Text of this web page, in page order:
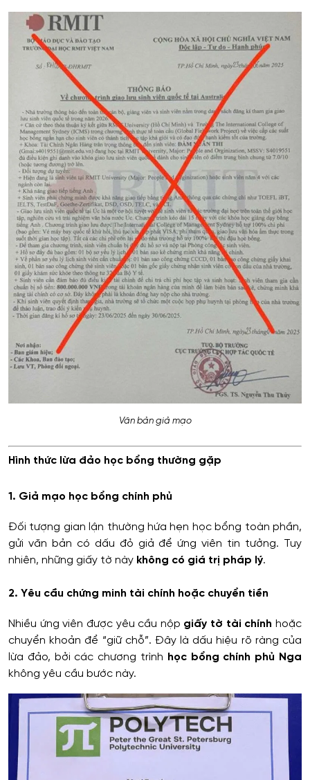
Văn bản giả mạo
Hình thức lừa đảo học bổng thường gặp
1. Giả mạo học bổng chính phủ
Đối tượng gian lận thường hứa hẹn học bổng toàn phần,
gửi văn bản có dấu đỏ giả để ứng viên tin tưởng. Tuy
nhiên, những giấy tờ này không có giá trị pháp lý.
2. Yêu cầu chứng minh tài chính hoặc chuyển tiền
Nhiều ứng viên được yêu cầu nộp giấy tờ tài chính hoặc
chuyển khoản để “giữ chỗ”. Đây là dấu hiệu rõ ràng của
lừa đảo, bởi các chương trình học bổng chính phủ Nga
không yêu cầu bước này.